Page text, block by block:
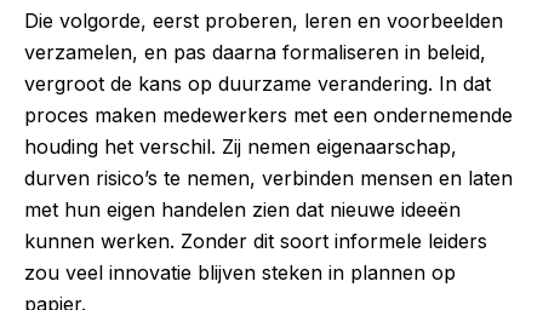
Die volgorde, eerst proberen, leren en voorbeelden
verzamelen, en pas daarna formaliseren in beleid,
vergroot de kans op duurzame verandering. In dat
proces maken medewerkers met een ondernemende
houding het verschil. Zij nemen eigenaarschap,
durven risico’s te nemen, verbinden mensen en laten
met hun eigen handelen zien dat nieuwe ideeën
kunnen werken. Zonder dit soort informele leiders
zou veel innovatie blijven steken in plannen op
papier.